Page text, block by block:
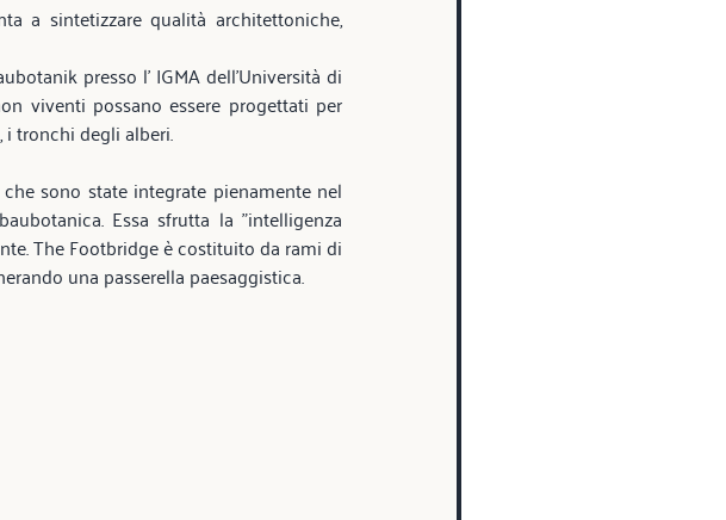
a sintetizzare qualità architettoniche,
presso l' IGMA dell'Università di
viventi possano essere progettati per
tronchi degli alberi.
sono state integrate pienamente nel
Essa sfrutta la "intelligenza
The Footbridge è costituito da rami di
una passerella paesaggistica.